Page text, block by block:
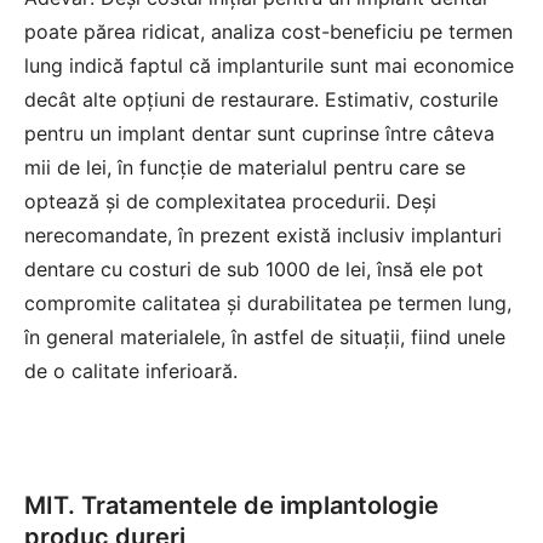
poate părea ridicat, analiza cost-beneficiu pe termen
lung indică faptul că implanturile sunt mai economice
decât alte opțiuni de restaurare. Estimativ, costurile
pentru un implant dentar sunt cuprinse între câteva
mii de lei, în funcție de materialul pentru care se
optează și de complexitatea procedurii. Deși
nerecomandate, în prezent există inclusiv implanturi
dentare cu costuri de sub 1000 de lei, însă ele pot
compromite calitatea și durabilitatea pe termen lung,
în general materialele, în astfel de situații, fiind unele
de o calitate inferioară.
MIT. Tratamentele de implantologie